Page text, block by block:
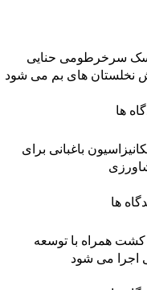
سرخرطومی حنایی
نخلستان های بم می شود
ها
باغبانی برای
ها
همراه با توسعه
اجرا می شود